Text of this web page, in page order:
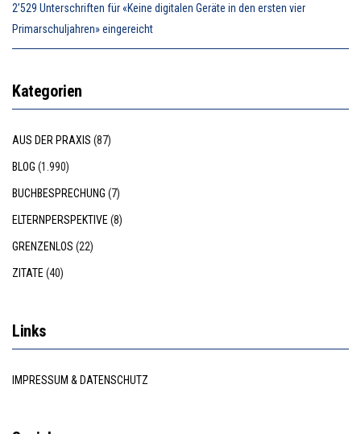
2’529 Unterschriften für «Keine digitalen Geräte in den ersten vier
Primarschuljahren» eingereicht
Kategorien
AUS DER PRAXIS (87)
BLOG (1.990)
BUCHBESPRECHUNG (7)
ELTERNPERSPEKTIVE (8)
GRENZENLOS (22)
ZITATE (40)
Links
IMPRESSUM & DATENSCHUTZ